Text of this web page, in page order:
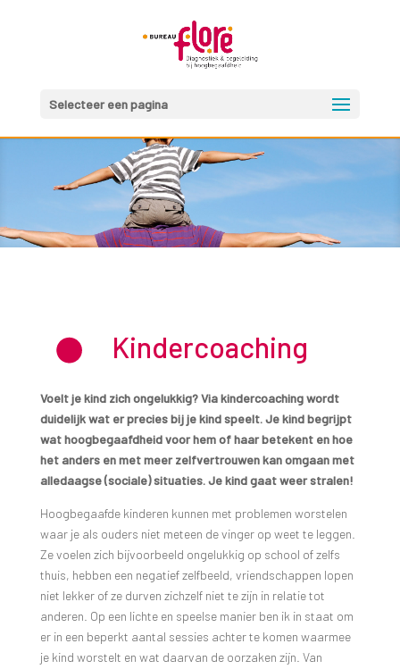
Selecteer een pagina
Kindercoaching
Voelt je kind zich ongelukkig? Via kindercoaching wordt
duidelijk wat er precies bij je kind speelt. Je kind begrijpt
wat hoogbegaafdheid voor hem of haar betekent en hoe
het anders en met meer zelfvertrouwen kan omgaan met
alledaagse (sociale) situaties. Je kind gaat weer stralen!
Hoogbegaafde kinderen kunnen met problemen worstelen
waar je als ouders niet meteen de vinger op weet te leggen.
Ze voelen zich bijvoorbeeld ongelukkig op school of zelfs
thuis, hebben een negatief zelfbeeld, vriendschappen lopen
niet lekker of ze durven zichzelf niet te zijn in relatie tot
anderen. Op een lichte en speelse manier ben ik in staat om
er in een beperkt aantal sessies achter te komen waarmee
je kind worstelt en wat daarvan de oorzaken zijn. Van